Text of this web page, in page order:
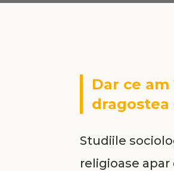
Dar ce
dragostea
Studiile
religioase